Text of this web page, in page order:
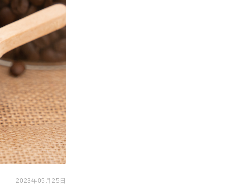
2023年05月25日